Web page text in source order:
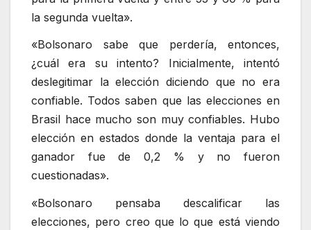
la segunda vuelta».
«Bolsonaro sabe que perdería, entonces,
¿cuál era su intento? Inicialmente, intentó
deslegitimar la elección diciendo que no era
confiable. Todos saben que las elecciones en
Brasil hace mucho son muy confiables. Hubo
elección en estados donde la ventaja para el
ganador fue de 0,2 % y no fueron
cuestionadas».
«Bolsonaro pensaba descalificar las
elecciones, pero creo que lo que está viendo